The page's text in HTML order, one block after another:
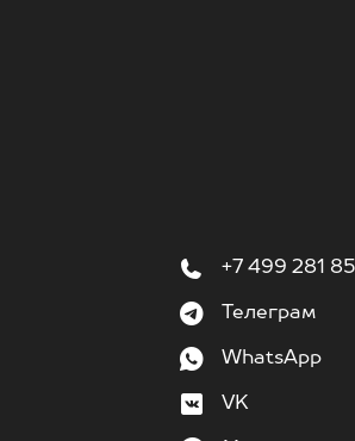
+7 499 281
Телеграм
WhatsApp
VK